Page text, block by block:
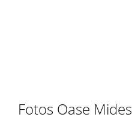
Fotos Oase Mides